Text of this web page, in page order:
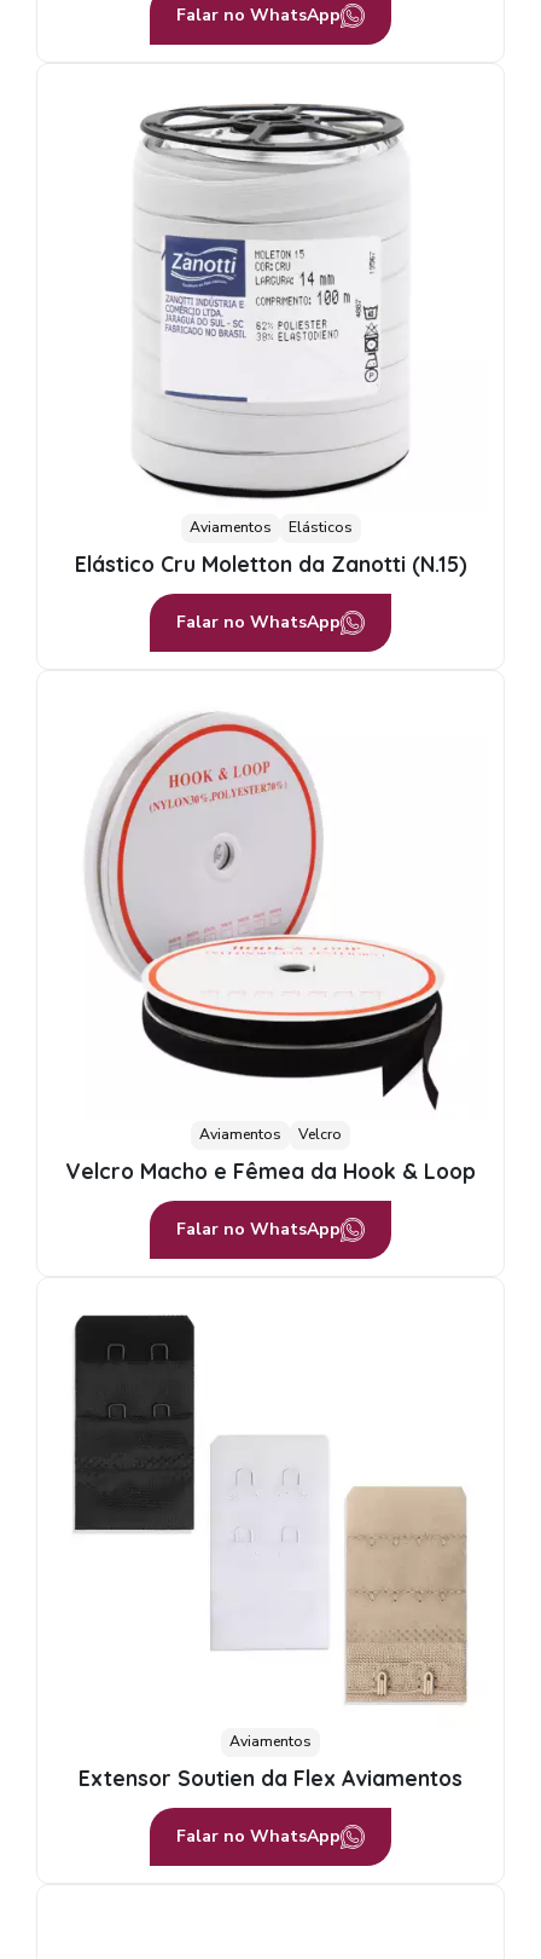
Falar no WhatsApp
Aviamentos Elásticos
Elástico Cru Moletton da Zanotti (N.15)
Falar no WhatsApp
Aviamentos Velcro
Velcro Macho e Fêmea da Hook & Loop
Falar no WhatsApp
Aviamentos
Extensor Soutien da Flex Aviamentos
Falar no WhatsApp